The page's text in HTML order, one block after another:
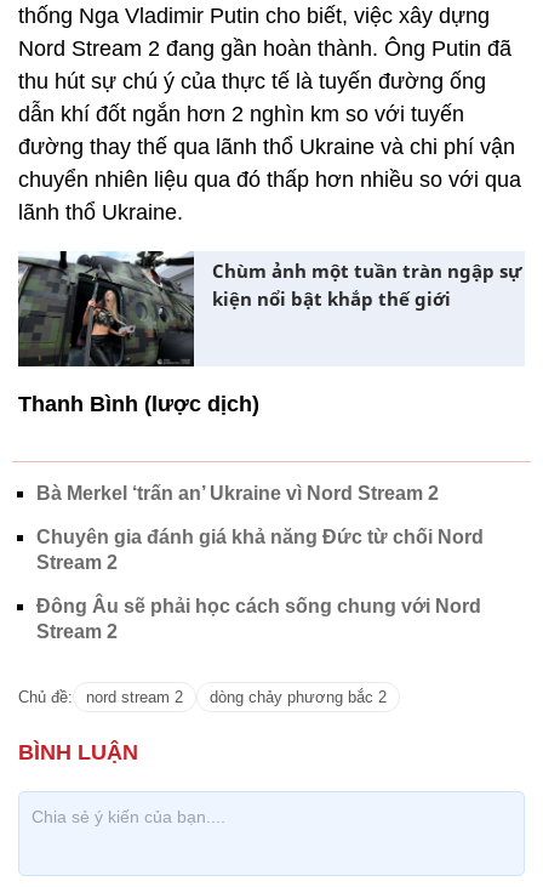
thống Nga Vladimir Putin cho biết, việc xây dựng
Nord Stream 2 đang gần hoàn thành. Ông Putin đã
thu hút sự chú ý của thực tế là tuyến đường ống
dẫn khí đốt ngắn hơn 2 nghìn km so với tuyến
đường thay thế qua lãnh thổ Ukraine và chi phí vận
chuyển nhiên liệu qua đó thấp hơn nhiều so với qua
lãnh thổ Ukraine.
Chùm ảnh một tuần tràn ngập sự
kiện nổi bật khắp thế giới
Thanh Bình (lược dịch)
Bà Merkel ‘trấn an’ Ukraine vì Nord Stream 2
Chuyên gia đánh giá khả năng Đức từ chối Nord
Stream 2
Đông Âu sẽ phải học cách sống chung với Nord
Stream 2
Chủ đề: nord stream 2 dòng chảy phương bắc 2